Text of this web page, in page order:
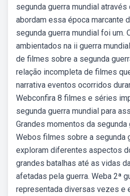
segunda guerra mundial
abordam essa época marcante
segunda guerra mundial foi um.
ambientados na ii guerra
de filmes sobre a segunda
relação incompleta de filmes
narrativa eventos ocorridos
Webconfira 8 filmes e séries
segunda guerra mundial para
Grandes momentos da segunda
Webos filmes sobre a segunda
exploram diferentes aspectos
grandes batalhas até as vidas
afetadas pela guerra. Weba 2ª
representada diversas vezes e